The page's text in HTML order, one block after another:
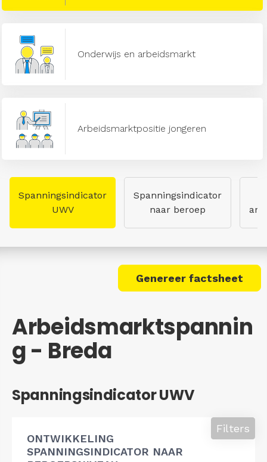
Onderwijs en arbeidsmarkt
Arbeidsmarktpositie jongeren
Spanningsindicator
UWV
Spanningsindicator
naar beroep
Genereer factsheet
Arbeidsmarktspannin
g - Breda
Spanningsindicator UWV
ONTWIKKELING
SPANNINGSINDICATOR NAAR
Filters